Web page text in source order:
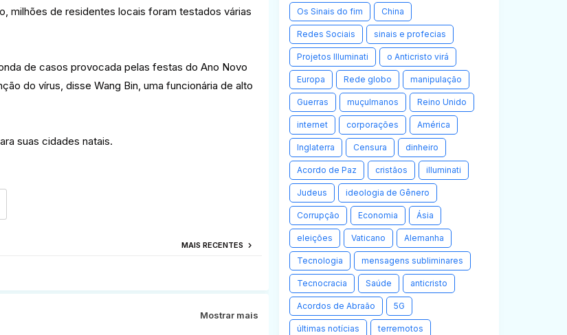
milhões de residentes locais foram testados várias
de casos provocada pelas festas do Ano Novo
do vírus, disse Wang Bin, uma funcionária de alto
suas cidades natais.
MAIS RECENTES
Mostrar mais
Os Sinais do fim China
Redes Sociais sinais e profecias
Projetos Illuminati o Anticristo virá
Europa Rede globo manipulação
Guerras muçulmanos Reino Unido
internet corporações América
Inglaterra Censura dinheiro
Acordo de Paz cristãos illuminati
Judeus ideologia de Gênero
Corrupção Economia Ásia
eleições Vaticano Alemanha
Tecnologia mensagens subliminares
Tecnocracia Saúde anticristo
Acordos de Abraão 5G
últimas notícias terremotos